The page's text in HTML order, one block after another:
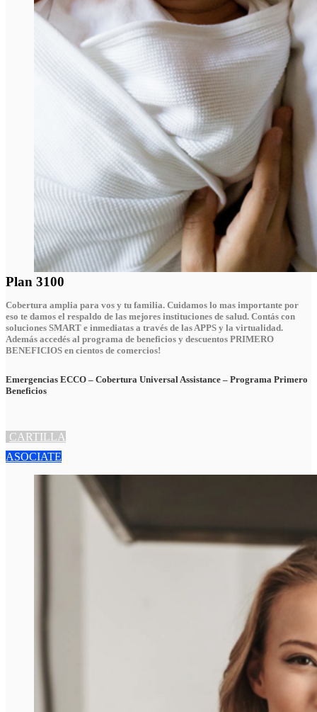
Plan 3100
Cobertura amplia para vos y tu familia. Cuidamos lo mas importante por
eso te damos el respaldo de las mejores instituciones de salud. Contás con
soluciones SMART e inmediatas a través de las APPS y la virtualidad.
Además accedés al programa de beneficios y descuentos PRIMERO
BENEFICIOS en cientos de comercios!
Emergencias ECCO – Cobertura Universal Assistance – Programa Primero
Beneficios
CARTILLA
ASOCIATE